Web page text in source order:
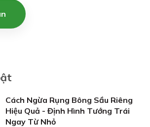
Cách Ngừa Rụng Bông Sầu Riêng
Hiệu Quả - Định Hình Tướng Trái
Ngay Từ Nhỏ